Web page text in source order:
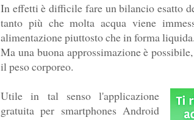
In effetti è difficile fare un bilancio esatto
tanto più che molta acqua viene
alimentazione piuttosto che in forma liquida.
Ma una buona approssimazione è
il peso corporeo.
Utile in tal senso l'applicazione
gratuita per smartphones Android